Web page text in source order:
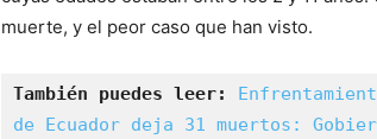
muerte, y el peor caso que han visto.
También puedes leer:
de Ecuador deja 31 muertos: